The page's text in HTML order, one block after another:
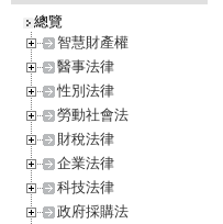
總覽
智慧財產權
醫事法律
性別法律
勞動社會法
財稅法律
企業法律
科技法律
政府採購法